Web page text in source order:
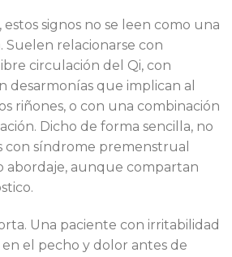
estos signos no se leen como una
Suelen relacionarse con
circulación del Qi, con
desarmonías que implican al
riñones, o con una combinación
Dicho de forma sencilla, no
con síndrome premenstrual
abordaje, aunque compartan
Una paciente con irritabilidad
el pecho y dolor antes de